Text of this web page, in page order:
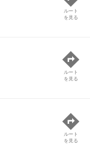
ルート
を見る
ルート
を見る
ルート
を見る